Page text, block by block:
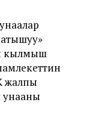
кылмыш
жалпы
унааны